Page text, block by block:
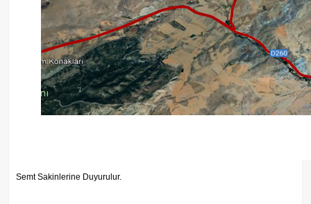
Semt Sakinlerine Duyurulur.